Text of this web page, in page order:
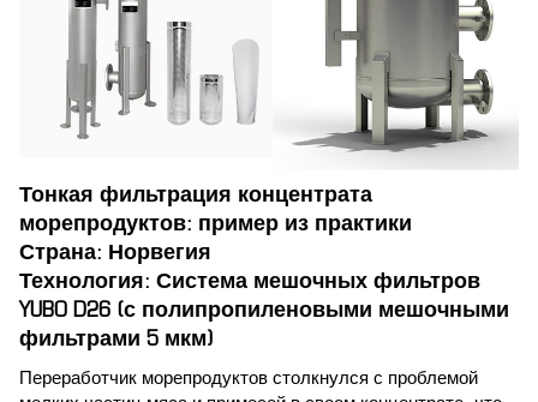
Тонкая фильтрация концентрата
морепродуктов: пример из практики
Страна: Норвегия
Технология: Система мешочных фильтров
YUBO D26 (с полипропиленовыми мешочными
фильтрами 5 мкм)
Переработчик морепродуктов столкнулся с проблемой